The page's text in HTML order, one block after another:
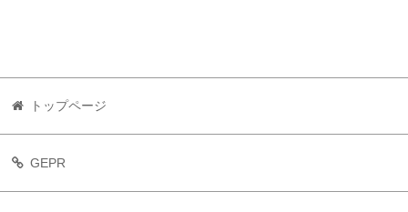
トップページ
GEPR